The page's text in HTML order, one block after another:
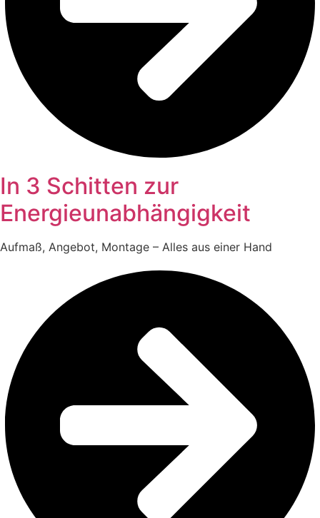
In 3 Schitten zur
Energieunabhängigkeit
Aufmaß, Angebot, Montage – Alles aus einer Hand